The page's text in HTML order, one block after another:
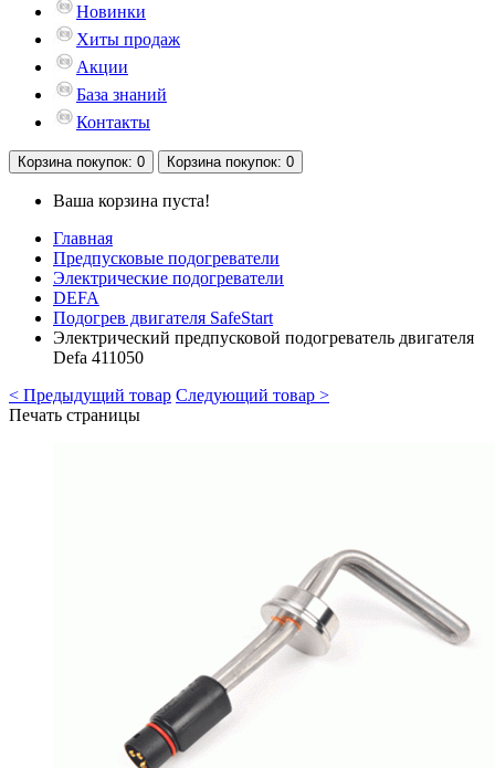
Новинки
Хиты продаж
Акции
База знаний
Контакты
Корзина покупок: 0 Корзина покупок: 0
Ваша корзина пуста!
Главная
Предпусковые подогреватели
Электрические подогреватели
DEFA
Подогрев двигателя SafeStart
Электрический предпусковой подогреватель двигателя
Defa 411050
< Предыдущий товар Следующий товар >
Печать страницы